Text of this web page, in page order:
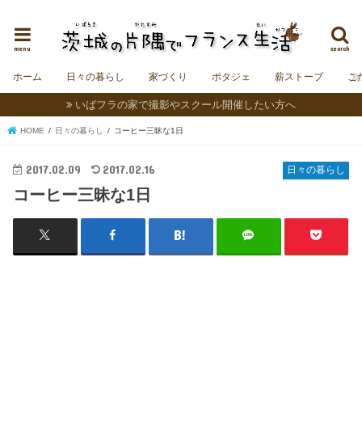
search
menu
ホーム 日々の暮らし 家づくり ポタジェ 薪ストーブ こ
いばフラの家で撮影やスクール開催したい方へ
HOME 日々の暮らし コーヒー三昧な1日
日々の暮らし
2017.02.09 2017.02.16
コーヒー三昧な1日